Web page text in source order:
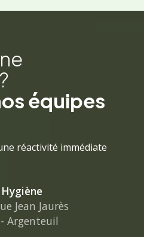
équipes
réactivité immédiate
Jean Jaurès
Argenteuil